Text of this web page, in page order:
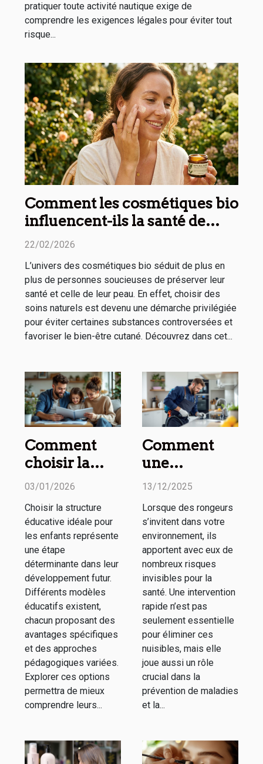
pratiquer toute activité nautique exige de
comprendre les exigences légales pour éviter tout
risque...
Comment les cosmétiques bio
influencent-ils la santé de
votre peau ?
22/02/2026
L’univers des cosmétiques bio séduit de plus en
plus de personnes soucieuses de préserver leur
santé et celle de leur peau. En effet, choisir des
soins naturels est devenu une démarche privilégiée
pour éviter certaines substances controversées et
favoriser le bien-être cutané. Découvrez dans cet...
Comment
choisir la
structure
idéale pour
vos enfants ?
03/01/2026
Choisir la structure
éducative idéale pour
les enfants représente
une étape
déterminante dans leur
développement futur.
Différents modèles
éducatifs existent,
chacun proposant des
avantages spécifiques
et des approches
pédagogiques variées.
Explorer ces options
permettra de mieux
comprendre leurs...
Comment
une
intervention
les rongeurs
protège votre
santé ?
13/12/2025
Lorsque des rongeurs
s’invitent dans votre
environnement, ils
apportent avec eux de
nombreux risques
invisibles pour la
santé. Une intervention
rapide n’est pas
seulement essentielle
pour éliminer ces
nuisibles, mais elle
joue aussi un rôle
crucial dans la
prévention de maladies
et la...